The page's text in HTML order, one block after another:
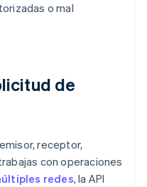
o mal
de
receptor,
con operaciones
redes, la API